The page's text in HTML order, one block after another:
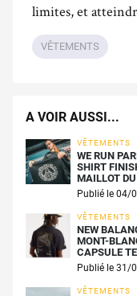
limites, et
VÊTEMENTS
A VOIR AUSSI...
VÊTEMENTS
WE RUN
SHIRT
MAILLOT
Publié le 04/
VÊTEMENTS
NEW
MONT-
CAPSULE
Publié le 31/
VÊTEMENTS